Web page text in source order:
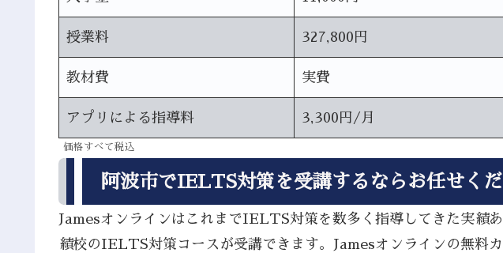
授業料 327,800円
教材費 実費
アプリによる指導料 3,300円/月
価格すべて税込
阿波市でIELTS対策を受講するならお任せく
JamesオンラインはこれまでIELTS対策を数多く指導してきた実績
績校のIELTS対策コースが受講できます。Jamesオンラインの無料